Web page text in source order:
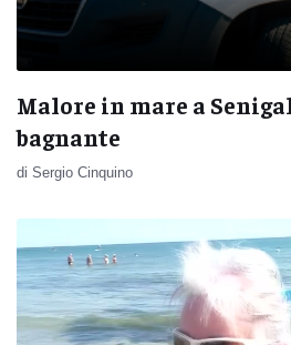
Malore in mare a
bagnante
di Sergio Cinquino